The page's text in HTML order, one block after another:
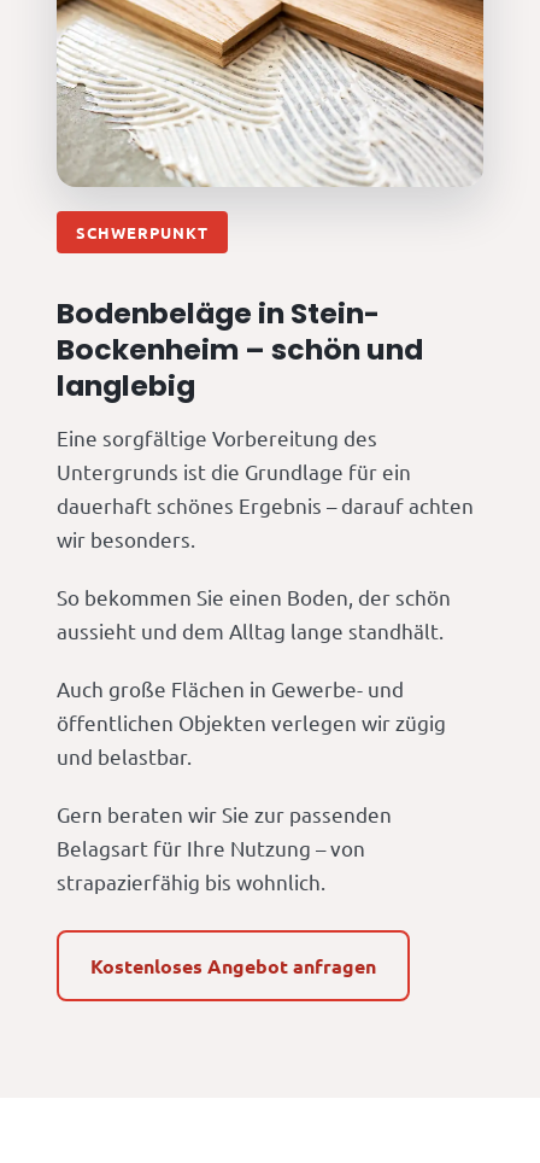
SCHWERPUNKT
Bodenbeläge in Stein-
Bockenheim – schön und
langlebig
Eine sorgfältige Vorbereitung des
Untergrunds ist die Grundlage für ein
dauerhaft schönes Ergebnis – darauf achten
wir besonders.
So bekommen Sie einen Boden, der schön
aussieht und dem Alltag lange standhält.
Auch große Flächen in Gewerbe- und
öffentlichen Objekten verlegen wir zügig
und belastbar.
Gern beraten wir Sie zur passenden
Belagsart für Ihre Nutzung – von
strapazierfähig bis wohnlich.
Kostenloses Angebot anfragen